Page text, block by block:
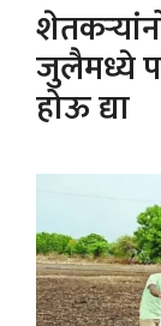
जुलैमध्ये
होऊ द्या